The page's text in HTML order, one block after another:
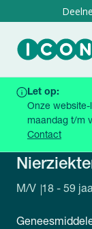
Let op:
Onze
maandag t/m
Contact
HOME
M/V 18 - 59